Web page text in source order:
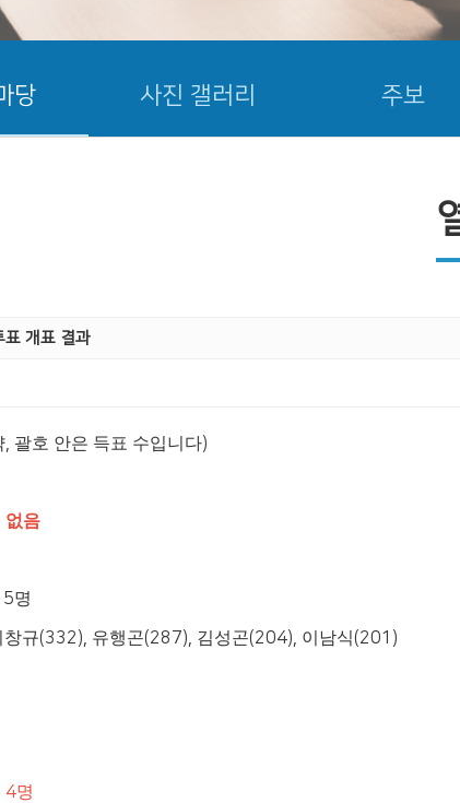
당 사진 갤러리 주보
표 개표 결과
, 괄호 안은 득표 수입니다)
없음
5명
창규(332), 유행곤(287), 김성곤(204), 이남식(201)
4명